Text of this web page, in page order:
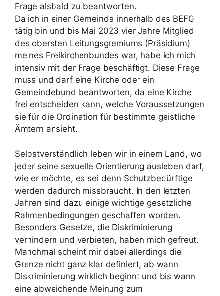
Frage alsbald zu beantworten.
Da ich in einer Gemeinde innerhalb des BEFG
tätig bin und bis Mai 2023 vier Jahre Mitglied
des obersten Leitungsgremiums (Präsidium)
meines Freikirchenbundes war, habe ich mich
intensiv mit der Frage beschäftigt. Diese Frage
muss und darf eine Kirche oder ein
Gemeindebund beantworten, da eine Kirche
frei entscheiden kann, welche Voraussetzungen
sie für die Ordination für bestimmte geistliche
Ämtern ansieht.
Selbstverständlich leben wir in einem Land, wo
jeder seine sexuelle Orientierung ausleben darf,
wie er möchte, es sei denn Schutzbedürftige
werden dadurch missbraucht. In den letzten
Jahren sind dazu einige wichtige gesetzliche
Rahmenbedingungen geschaffen worden.
Besonders Gesetze, die Diskriminierung
verhindern und verbieten, haben mich gefreut.
Manchmal scheint mir dabei allerdings die
Grenze nicht ganz klar definiert, ab wann
Diskriminierung wirklich beginnt und bis wann
eine abweichende Meinung zum